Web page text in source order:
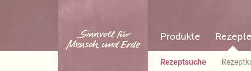
Produkte Rezepte
Rezeptsuche